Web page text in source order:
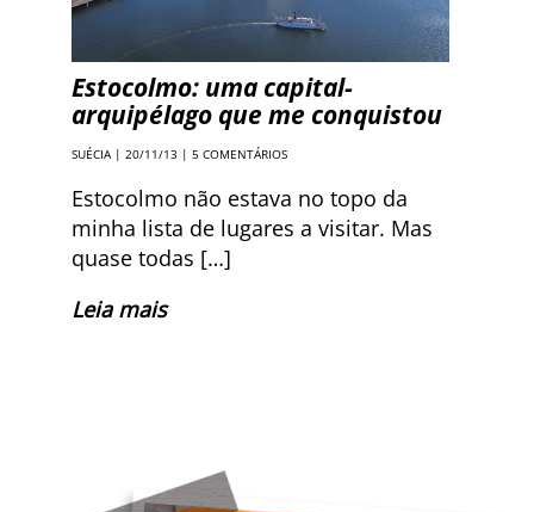
Estocolmo: uma capital-
arquipélago que me conquistou
SUÉCIA | 20/11/13 | 5 COMENTÁRIOS
Estocolmo não estava no topo da
minha lista de lugares a visitar. Mas
quase todas […]
Leia mais